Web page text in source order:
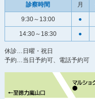
診察時間 月
9:30～13:00 ●
14:30～18:30 ●
休診…日曜・祝日
予約…当日予約可、電話予約可